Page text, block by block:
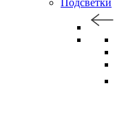
Подсветки